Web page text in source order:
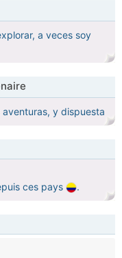
a veces soy
y dispuesta
ces pays
.